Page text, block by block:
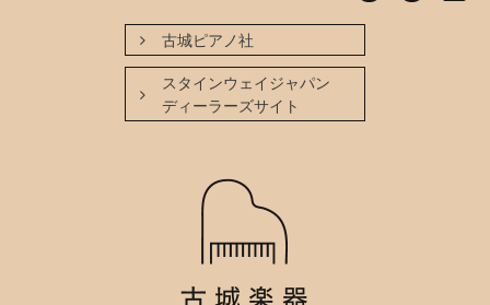
古城ピアノ社
スタインウェイジャパン
ディーラーズサイト